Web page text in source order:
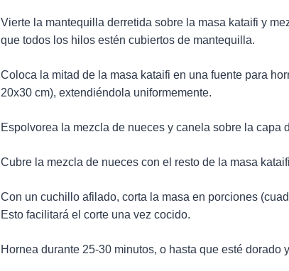
Vierte la mantequilla derretida sobre la masa kataifi y
que todos los hilos estén cubiertos de mantequilla.
Coloca la mitad de la masa kataifi en una fuente para
20x30 cm), extendiéndola uniformemente.
Espolvorea la mezcla de nueces y canela sobre la capa
Cubre la mezcla de nueces con el resto de la masa
Con un cuchillo afilado, corta la masa en porciones
Esto facilitará el corte una vez cocido.
Hornea durante 25-30 minutos, o hasta que esté dorado